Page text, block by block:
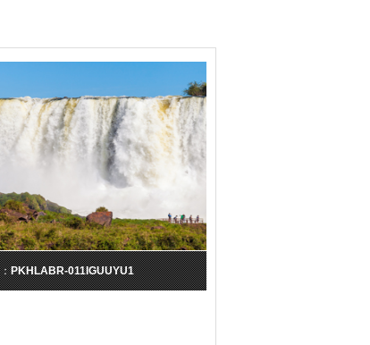
PKHLABR-011IGUUYU1